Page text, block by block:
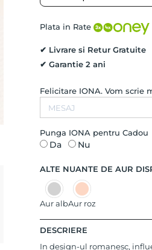
Galben
Plata in Rate
✔ Livrare si Retur Gratuite
✔ Garantie 2 ani
Felicitare IONA. Vom scrie
Punga IONA pentru Cadou
Da Nu
ALTE NUANTE DE AUR
Aur albAur roz
DESCRIERE
In design-ul romanesc,